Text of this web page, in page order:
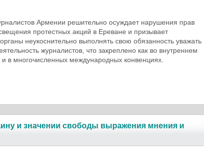
Армении решительно осуждает нарушения прав
протестных акций в Ереване и призывает
неукоснительно выполнять свою обязанность уважать
журналистов, что закреплено как во внутреннем
и в многочисленных международных конвенциях.
и значении свободы выражения мнения и